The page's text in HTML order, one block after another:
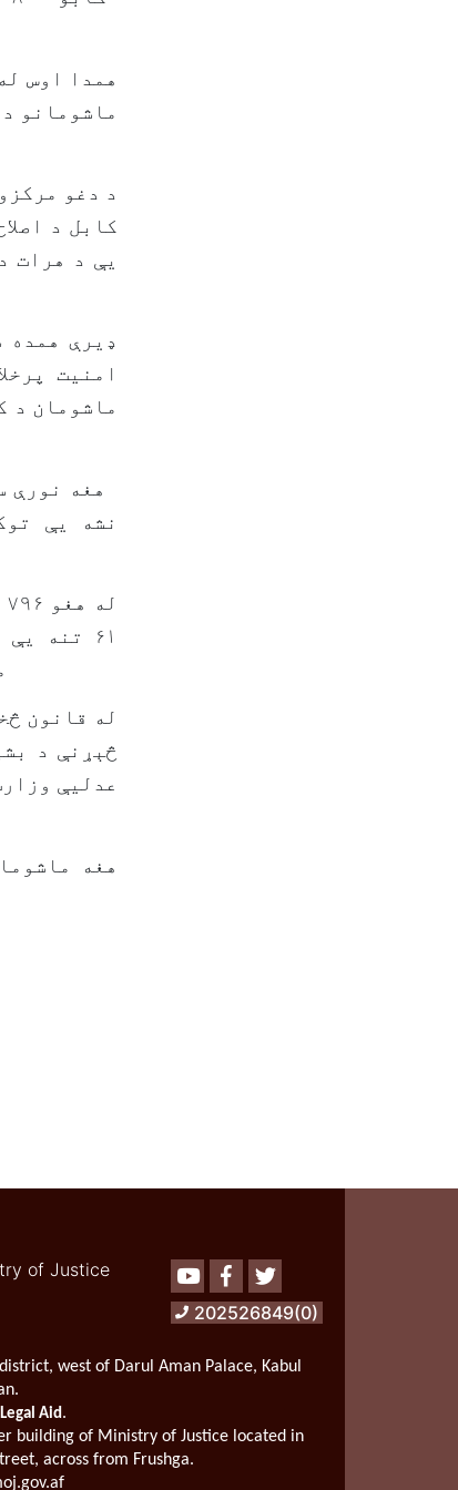
کابل د
ډیرې همده
ماشومان د
هغه نورې
نشه يې
څېړنې د
عدليې
هغه
of Justice YoutubeFacebookTwitter
202526849(0)
west of Darul Aman Palace, Kabul
Aid .
building of Ministry of Justice located in
across from Frushga.